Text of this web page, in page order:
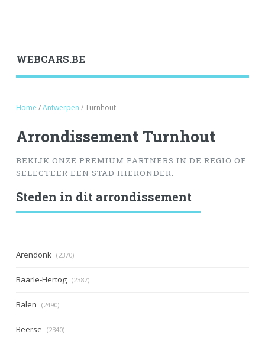
WEBCARS.BE
Home /Antwerpen / Turnhout
Arrondissement Turnhout
BEKIJK ONZE PREMIUM PARTNERS IN DE REGIO OF
SELECTEER EEN STAD HIERONDER.
Steden in dit arrondissement
Arendonk (2370)
Baarle-Hertog (2387)
Balen (2490)
Beerse (2340)